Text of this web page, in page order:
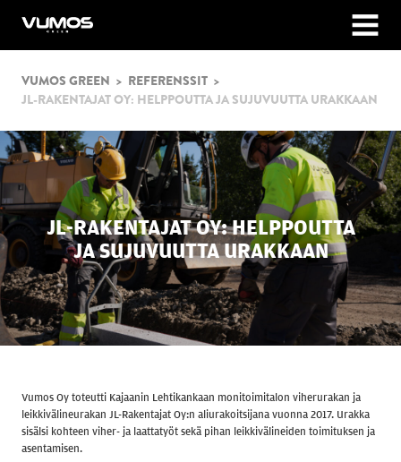
Vumos Green MENU
VUMOS GREEN
REFERENSSIT
JL-RAKENTAJAT OY: HELPPOUTTA JA SUJUVUUTTA URAKKAAN
JL-RAKENTAJATOY: HELPPOUTTA
JA SUJUVUUTTA URAKKAAN
Vumos Oy toteutti Kajaanin Lehtikankaan monitoimitalon viherurakan ja
leikkivälineurakan JL-Rakentajat Oy:n aliurakoitsijana vuonna 2017. Urakka
sisälsi kohteen viher- ja laattatyöt sekä pihan leikkivälineiden toimituksen ja
asentamisen.